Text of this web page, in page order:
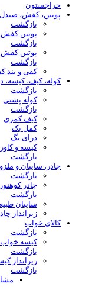
حراجستون
پوتین، کفش، صندل
بازگشت
پوتین کفش
بازگشت
پوتین کفش
بازگشت
کفی و بند
کوله، کیف،
بازگشت
کوله پشتی
بازگشت
کیف کمری
کمل بک
درای بگ
کیسه و کاور
بازگشت
چادر، سایبان و
بازگشت
چادر
بازگشت
سایبان
زیرانداز
کالای خواب
بازگشت
کیسه خواب
بازگشت
زیرانداز
بازگشت